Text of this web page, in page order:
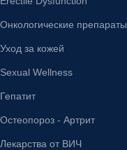
Онкологические препараты
Уход за кожей
Sexual Wellness
Гепатит
Остеопороз - Артрит
Лекарства от ВИЧ